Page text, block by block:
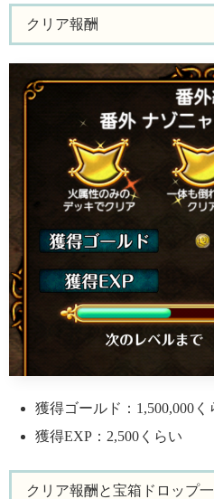
クリア報酬
獲得ゴールド：1,500,000く
獲得EXP：2,500くらい
クリア報酬と宝箱ドロップ